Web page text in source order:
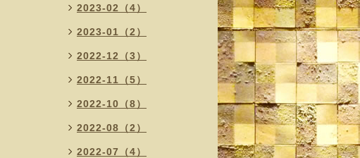
2023-02（4）
2023-01（2）
2022-12（3）
2022-11（5）
2022-10（8）
2022-08（2）
2022-07（4）